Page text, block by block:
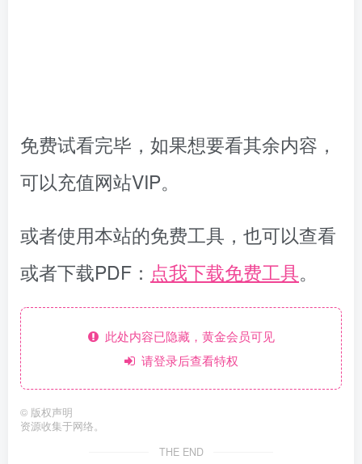
免费试看完毕，如果想要看其余内容，
可以充值网站VIP。
或者使用本站的免费工具，也可以查看
或者下载PDF： 点我下载免费工具。
此处内容已隐藏，黄金会员可见
请登录后查看特权
© 版权声明
资源收集于网络。
THE END